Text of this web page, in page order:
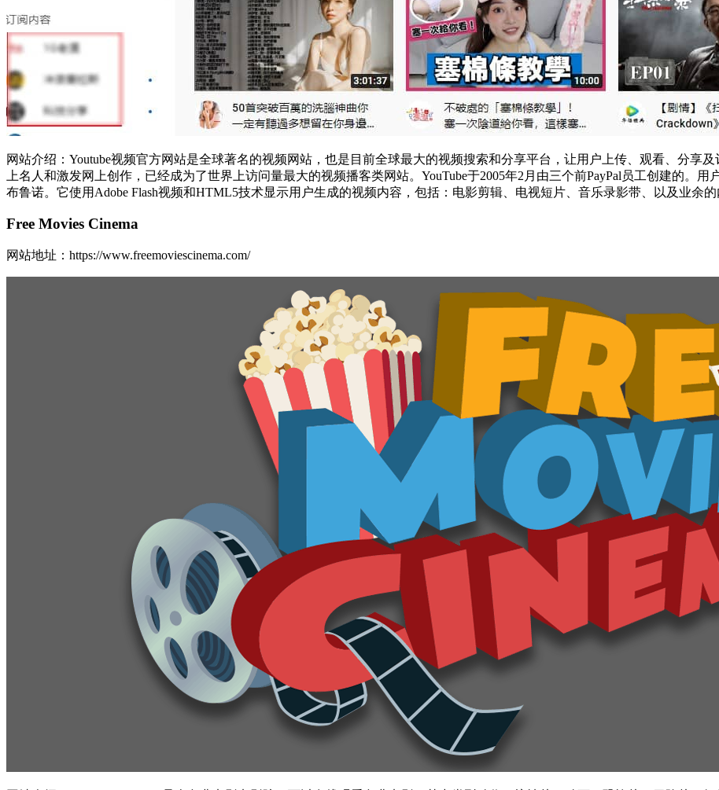
网站介绍：Youtube视频官方网站是全球著名的视频网站，也是目前全球最大的视频搜索和分享平台，让用户上传、观看、分享
上名人和激发网上创作，已经成为了世界上访问量最大的视频播客类网站。YouTube于2005年2月由三个前PayPal员工创建的。
布鲁诺。它使用Adobe Flash视频和HTML5技术显示用户生成的视频内容，包括：电影剪辑、电视短片、音乐录影带、以及业余
Free Movies Cinema
网站地址：https://www.freemoviescinema.com/